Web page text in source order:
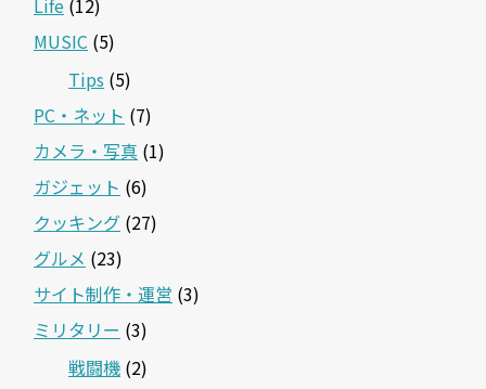
Life (12)
MUSIC (5)
Tips (5)
PC・ネット (7)
カメラ・写真 (1)
ガジェット (6)
クッキング (27)
グルメ (23)
サイト制作・運営 (3)
ミリタリー (3)
戦闘機 (2)